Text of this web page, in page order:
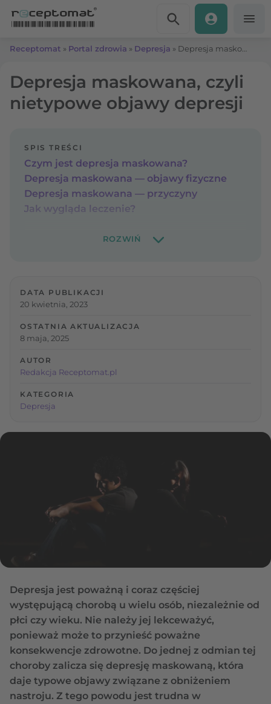
Receptomat » Portal zdrowia » Depresja »
Depresja maskowana, czyli
nietypowe objawy depresji
SPIS TREŚCI
Czym jest depresja maskowana?
Depresja maskowana — objawy fizyczne
Depresja maskowana — przyczyny
Jak wygląda leczenie?
DATA PUBLIKACJI
20 kwietnia, 2023
OSTATNIA AKTUALIZACJA
8 maja, 2025
AUTOR
Redakcja Receptomat.pl
KATEGORIA
Depresja
Depresja jest poważną i coraz częściej
występującą chorobą u wielu osób, niezależnie od
płci czy wieku. Nie należy jej lekceważyć,
ponieważ może to przynieść poważne
konsekwencje zdrowotne. Do jednej z odmian tej
choroby zalicza się depresję maskowaną, która
daje typowe objawy związane z obniżeniem
nastroju. Z tego powodu jest trudna w